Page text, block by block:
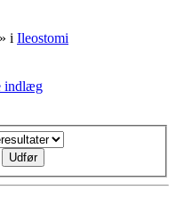
i Ileostomi
indlæg